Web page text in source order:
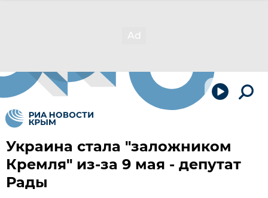
Украина стала "заложником
Кремля" из-за 9 мая - депутат
Рады